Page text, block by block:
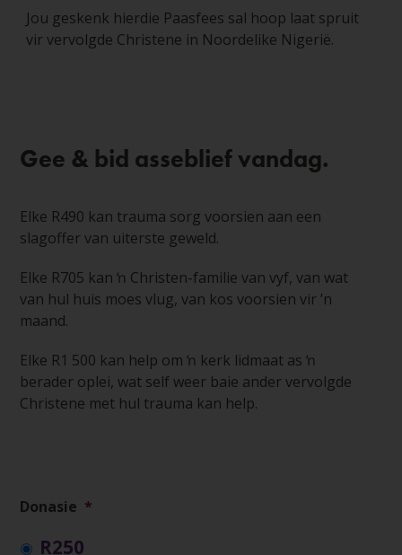
Jou geskenk hierdie Paasfees sal hoop laat spruit
vir vervolgde Christene in Noordelike Nigerië.
Gee & bid asseblief vandag.
Elke R490 kan trauma sorg voorsien aan een
slagoffer van uiterste geweld.
Elke R705 kan ŉ Christen-familie van vyf, van wat
van hul huis moes vlug, van kos voorsien vir ’n
maand.
Elke R1 500 kan help om ŉ kerk lidmaat as ŉ
berader oplei, wat self weer baie ander vervolgde
Christene met hul trauma kan help.
Donasie *
R250